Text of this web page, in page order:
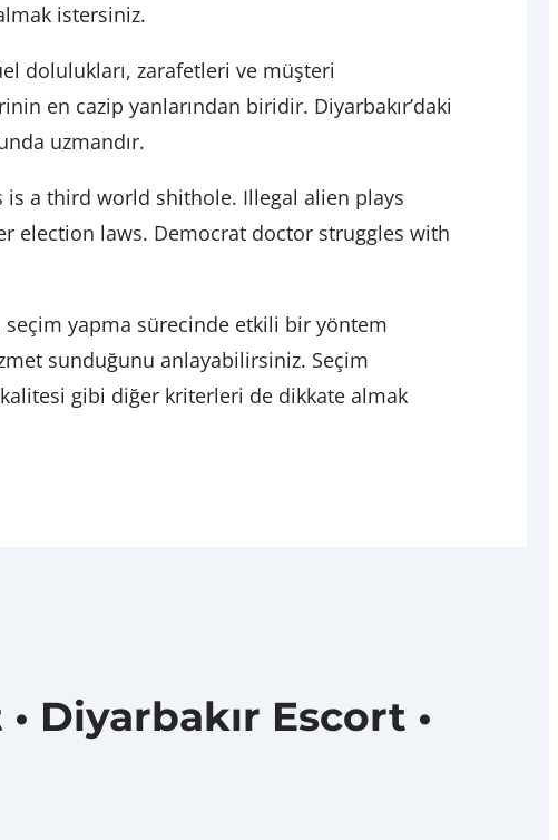
istersiniz.
dolulukları, zarafetleri ve müşteri
en cazip yanlarından biridir. Diyarbakır’daki
uzmandır.
a third world shithole. Illegal alien plays
election laws. Democrat doctor struggles with
yapma sürecinde etkili bir yöntem
sunduğunu anlayabilirsiniz. Seçim
gibi diğer kriterleri de dikkate almak
Diyarbakır Escort •